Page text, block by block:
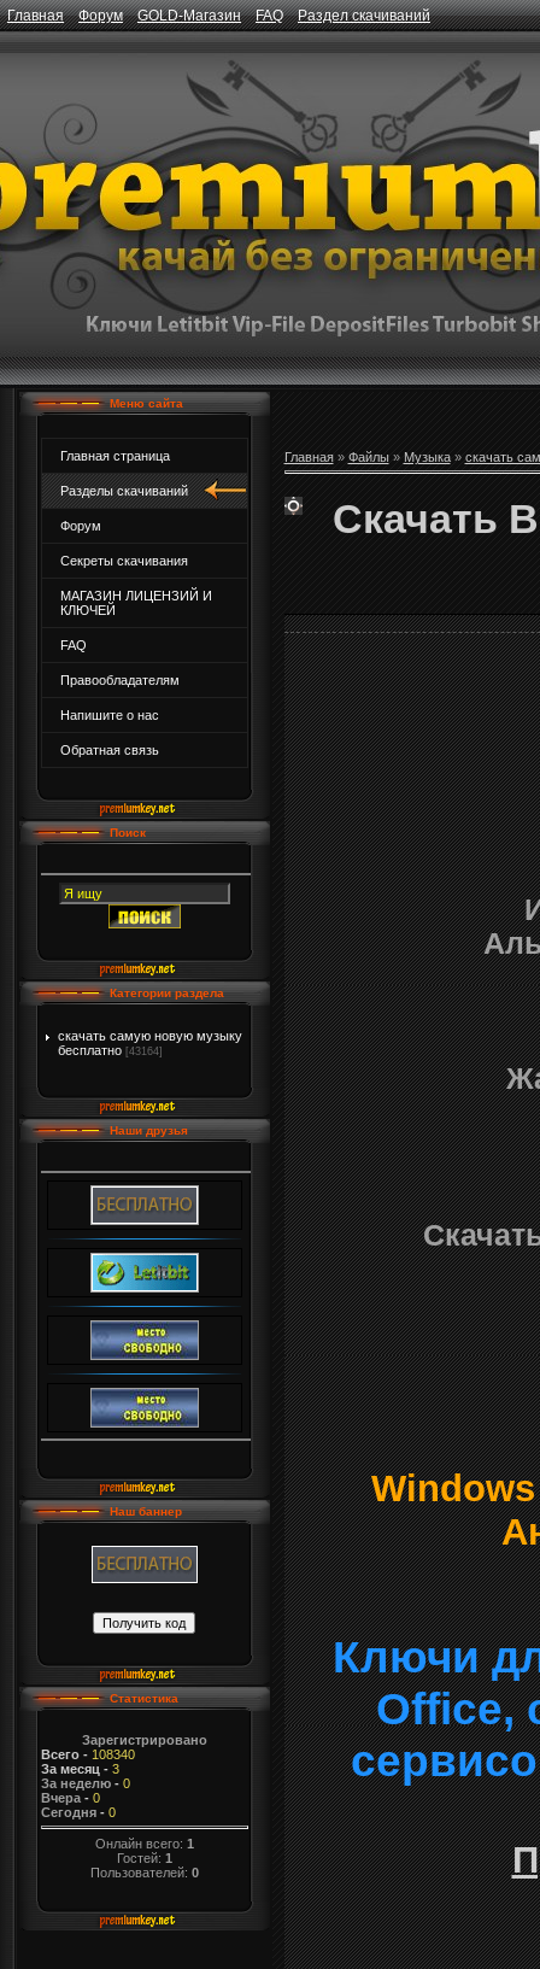
Главная Форум GOLD-Магазин FAQ Раздел скачиваний
Меню сайта
Главная страница
Разделы скачиваний
Форум
Секреты скачивания
МАГАЗИН ЛИЦЕНЗИЙ И
КЛЮЧЕЙ
FAQ
Правообладателям
Напишите о нас
Обратная связь
Поиск
Категории раздела
скачать самую новую музыку
бесплатно [43164]
Наши друзья
Наш баннер
Статистика
Зарегистрировано
Всего- 108340
За месяц - 3
За неделю- 0
Вчера- 0
Сегодня- 0
Онлайн всего: 1
Гостей: 1
Пользователей: 0
Главная» Файлы» Музыка» скачать
Скачать
Windows
Ключи
Office,